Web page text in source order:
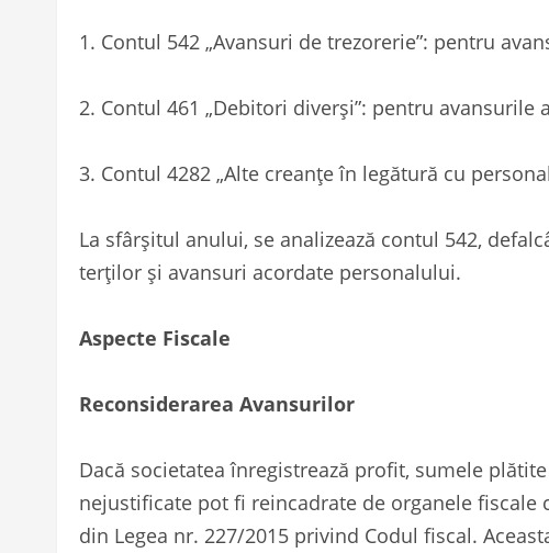
1. Contul 542 „Avansuri de trezorerie”: pentru
2. Contul 461 „Debitori diverși”: pentru avansurile
3. Contul 4282 „Alte creanțe în legătură cu
La sfârșitul anului, se analizează contul 542,
terților și avansuri acordate personalului.
Aspecte Fiscale
Reconsiderarea Avansurilor
Dacă societatea înregistrează profit, sumele
nejustificate pot fi reincadrate de organele fiscale
din Legea nr. 227/2015 privind Codul fiscal.